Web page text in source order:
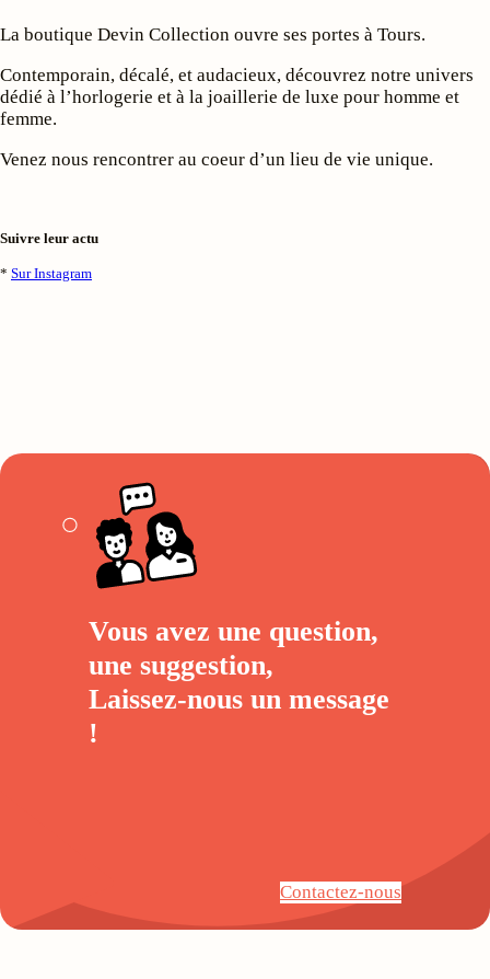
La boutique Devin Collection ouvre ses portes à Tours.
Contemporain, décalé, et audacieux, découvrez notre univers
dédié à l’horlogerie et à la joaillerie de luxe pour homme et
femme.
Venez nous rencontrer au coeur d’un lieu de vie unique.
Suivre leur actu
* Sur Instagram
Vous avez une question,
une suggestion,
Laissez-nous un message
!
Contactez-nous